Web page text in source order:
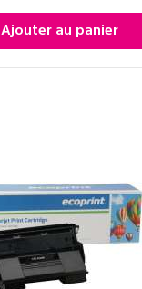
Ajouter au panier